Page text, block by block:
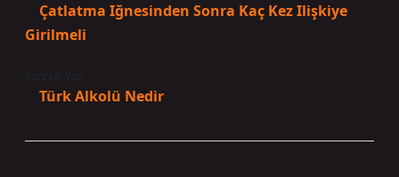
Çatlatma Iğnesinden Sonra Kaç Kez Ilişkiye
Girilmeli
Türk Alkolü Nedir